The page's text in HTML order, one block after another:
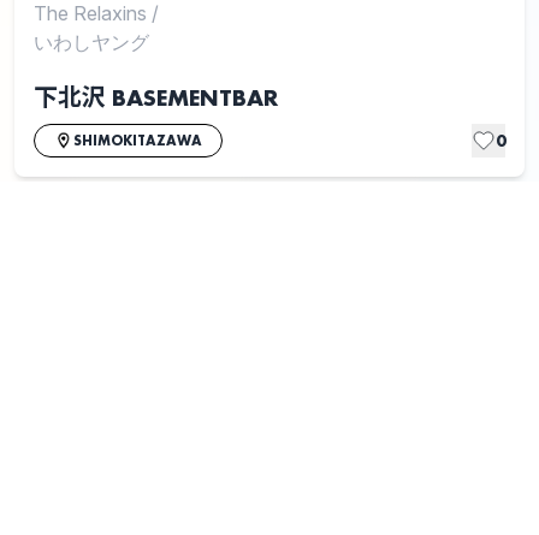
The Relaxins /
いわしヤング
下北沢 BASEMENTBAR
SHIMOKITAZAWA 0